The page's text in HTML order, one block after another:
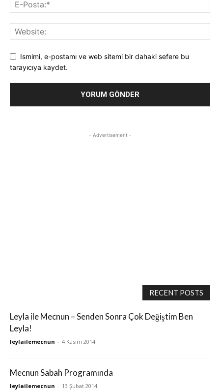
Ismimi, e-postamı ve web sitemi bir dahaki sefere bu
tarayıcıya kaydet.
- Advertisement -
RECENT POSTS
Leyla ile Mecnun – Senden Sonra Çok Değiştim Ben
Leyla!
leylailemecnun - 4 Kasım 2014
Mecnun Sabah Programında
leylailemecnun - 13 Şubat 2014